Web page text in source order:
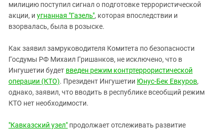
милицию поступил сигнал о подготовке террористической
акции, и угнанная "Газель", которая впоследствии и
взорвалась, была в розыске.
Как заявил замруководителя Комитета по безопасности
Госдумы РФ Михаил Гришанков, не исключено, что в
Ингушетии будет введен режим контртеррористической
операции (КТО). Президент Ингушетии Юнус-Бек Евкуров,
однако, заявил, что вводить в республике всеобщий режим
КТО нет необходимости.
"Кавказский узел" продолжает отслеживать развитие